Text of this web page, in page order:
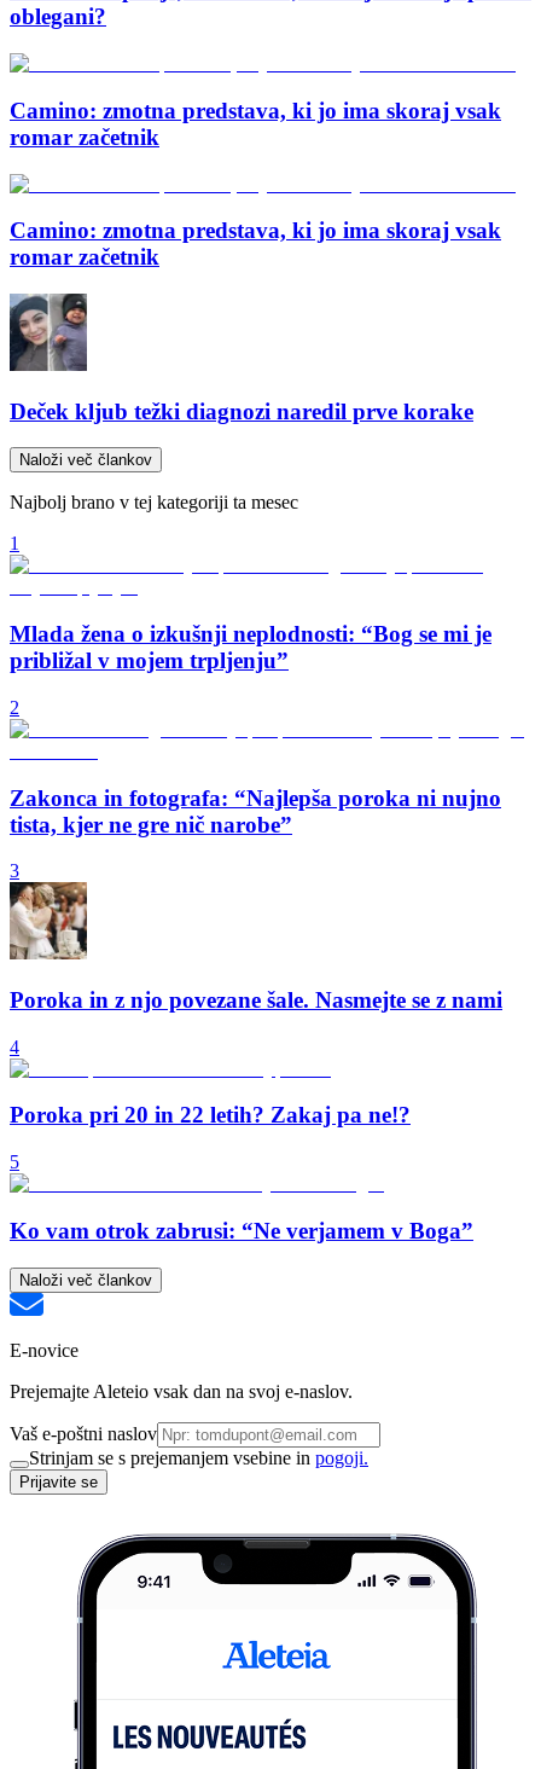
oblegani?
Camino: zmotna predstava, ki jo ima skoraj vsak
romar začetnik
Camino: zmotna predstava, ki jo ima skoraj vsak
romar začetnik
Deček kljub težki diagnozi naredil prve korake
Naloži več člankov
Najbolj brano v tej kategoriji ta mesec
1
Mlada žena o izkušnji neplodnosti: “Bog se mi je
približal v mojem trpljenju”
2
Zakonca in fotografa: “Najlepša poroka ni nujno
tista, kjer ne gre nič narobe”
3
Poroka in z njo povezane šale. Nasmejte se z nami
4
Poroka pri 20 in 22 letih? Zakaj pa ne!?
5
Ko vam otrok zabrusi: “Ne verjamem v Boga”
Naloži več člankov
E-novice
Prejemajte Aleteio vsak dan na svoj e-naslov.
Vaš e-poštni naslov
Strinjam se s prejemanjem vsebine in pogoji.
Prijavite se